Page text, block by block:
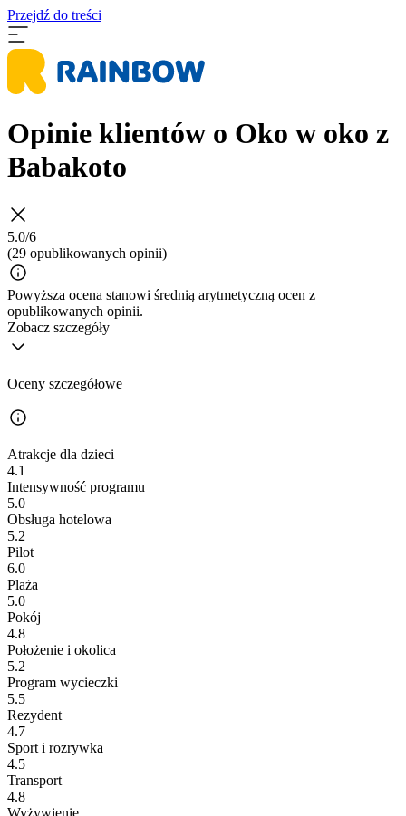
Przejdź do treści
Opinie klientów o Oko w oko z
Babakoto
5.0/6
(29 opublikowanych opinii)
Powyższa ocena stanowi średnią arytmetyczną ocen z
opublikowanych opinii.
Zobacz szczegóły
Oceny szczegółowe
Atrakcje dla dzieci
4.1
Intensywność programu
5.0
Obsługa hotelowa
5.2
Pilot
6.0
Plaża
5.0
Pokój
4.8
Położenie i okolica
5.2
Program wycieczki
5.5
Rezydent
4.7
Sport i rozrywka
4.5
Transport
4.8
Wyżywienie